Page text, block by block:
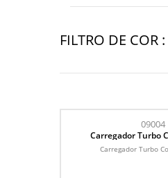
FILTRO DE COR :
09004
Carregador Turbo
Carregador Turbo